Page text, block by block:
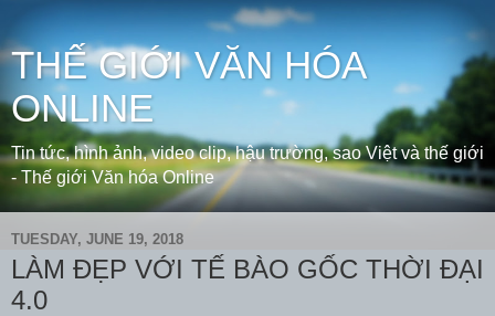
THẾ GIỚI VĂN HÓA
ONLINE
Tin tức, hình ảnh, video clip, hậu trường, sao Việt và thế giới
- Thế giới Văn hóa Online
TUESDAY, JUNE 19, 2018
LÀM ĐẸP VỚI TẾ BÀO GỐC THỜI ĐẠI
4.0